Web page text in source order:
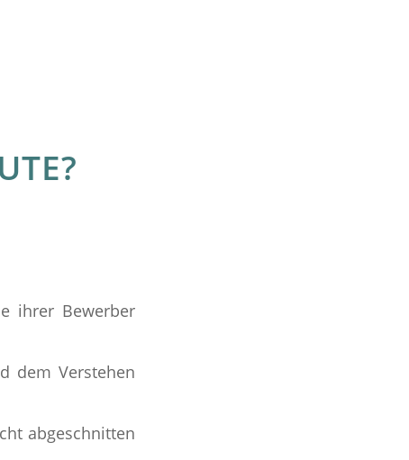
ihrer Bewerber
dem Verstehen
abgeschnitten